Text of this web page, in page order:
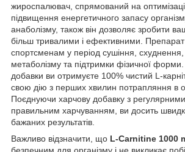
жироспалювач, спрямований на
підвищення енергетичного запасу
анаболізму, також він дозволяє зробити
більш тривалими і ефективними. Препарат
спортсменам у період сушіння,
метаболізму та підтримки фізичної
добавки ви отримуєте 100% чистий L-
свою дію з перших хвилин потрапляння в
Поєднуючи харчову добавку з
правильним харчуванням, ви досить
бажаних результатів.
Важливо відзначити, що L-Carnitine 1000
безпечним для організму і не викликає